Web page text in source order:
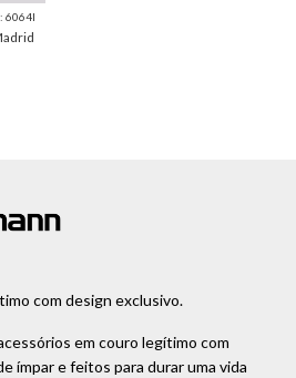
6064I
com design exclusivo.
em couro legítimo com
ímpar e feitos para durar uma vida